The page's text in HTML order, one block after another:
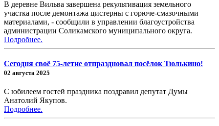
В деревне Вильва завершена рекультивация земельного
участка после демонтажа цистерны с горюче-смазочными
материалами, - сообщили в управлении благоустройства
администрации Соликамского муниципального округа.
Подробнее.
Сегодня своё 75-летие отпраздновал посёлок Тюлькино!
02 августа 2025
С юбилеем гостей праздника поздравил депутат Думы
Анатолий Якупов.
Подробнее.